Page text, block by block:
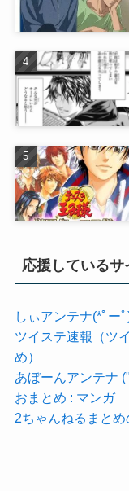
応援しているサ
しぃアンテナ(*ﾟー
ツイステ速報（ツ
め）
あぼーんアンテナ
おまとめ : マンガ
2ちゃんねるまとめ